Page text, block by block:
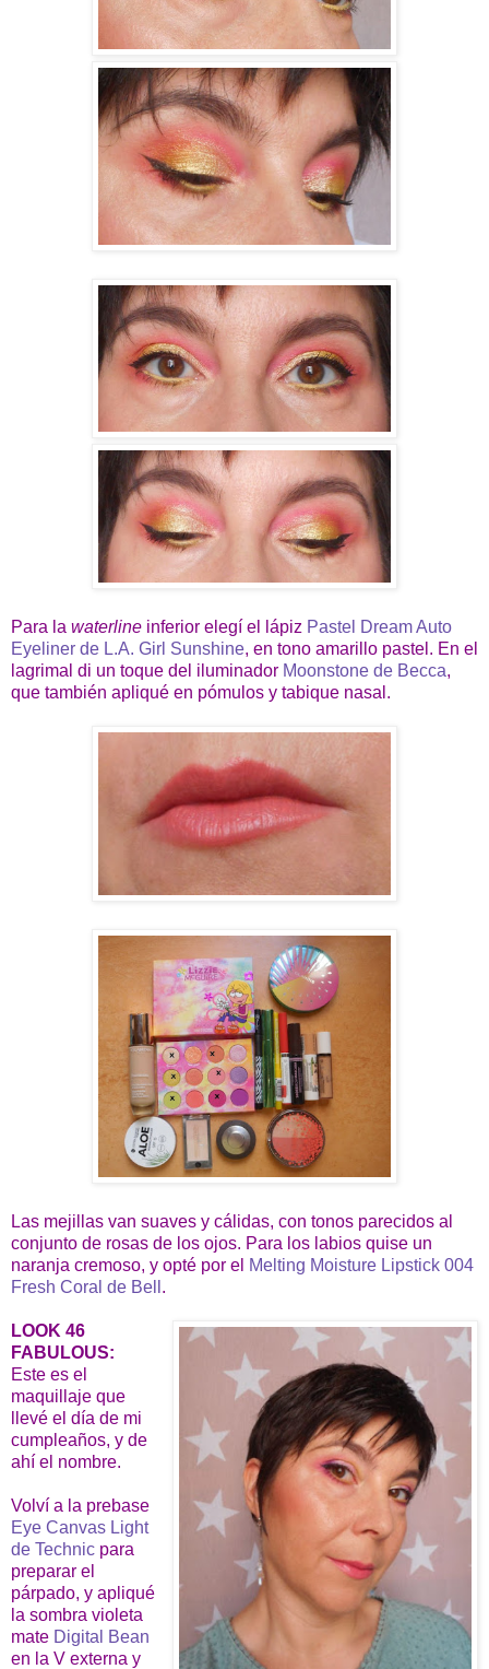
Para la waterline inferior elegí el lápiz Pastel Dream Auto
Eyeliner de L.A. Girl Sunshine, en tono amarillo pastel. En el
lagrimal di un toque del iluminador Moonstone de Becca,
que también apliqué en pómulos y tabique nasal.
Las mejillas van suaves y cálidas, con tonos parecidos al
conjunto de rosas de los ojos. Para los labios quise un
naranja cremoso, y opté por el Melting Moisture Lipstick 004
Fresh Coral de Bell .
LOOK 46
FABULOUS:
Este es el
maquillaje que
llevé el día de mi
cumpleaños, y de
ahí el nombre.
Volví a la prebase
Eye Canvas Light
de Technic para
preparar el
párpado, y apliqué
la sombra violeta
mate Digital Bean
en la V externa y